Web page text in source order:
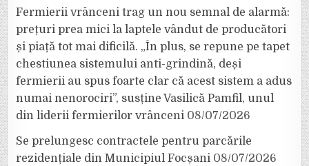
Fermierii vrânceni trag un nou semnal de alarmă:
prețuri prea mici la laptele vândut de producători
și piață tot mai dificilă. „În plus, se repune pe tapet
chestiunea sistemului anti-grindină, deși
fermierii au spus foarte clar că acest sistem a adus
numai nenorociri”, susține Vasilică Pamfil, unul
din liderii fermierilor vrânceni 08/07/2026
Se prelungesc contractele pentru parcările
rezidențiale din Municipiul Focșani 08/07/2026